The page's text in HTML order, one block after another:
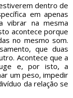
dentro de
em apenas
vibrar na mesma
acontece porque
no mesmo som.
que duas
Acontece que a
e, por isto, a
um peso, impedir
da relação se